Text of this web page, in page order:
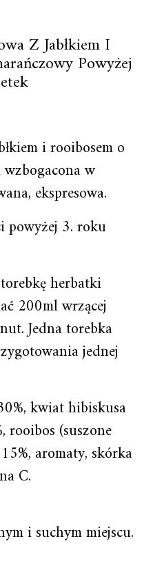
Z Jabłkiem I
Powyżej
i rooibosem o
w
ekspresowa.
powyżej 3. roku
herbatki
200ml wrzącej
Jedna torebka
jednej
kwiat hibiskusa
rooibos (suszone
aromaty, skórka
C.
i suchym miejscu.